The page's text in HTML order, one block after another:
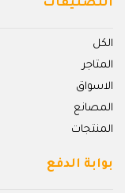
التصنيفات
الكل
المتاجر
الاسواق
المصانع
المنتجات
بوابة الدفع